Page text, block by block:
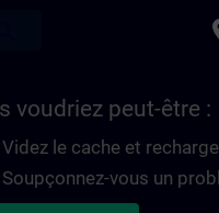
voudriez peut-être :
Videz le cache et
Soupçonnez-vous un